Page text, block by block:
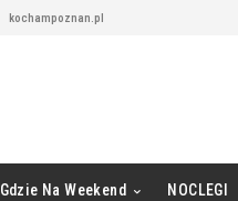
kochampoznan.pl
Gdzie Na Weekend NOCLEGI